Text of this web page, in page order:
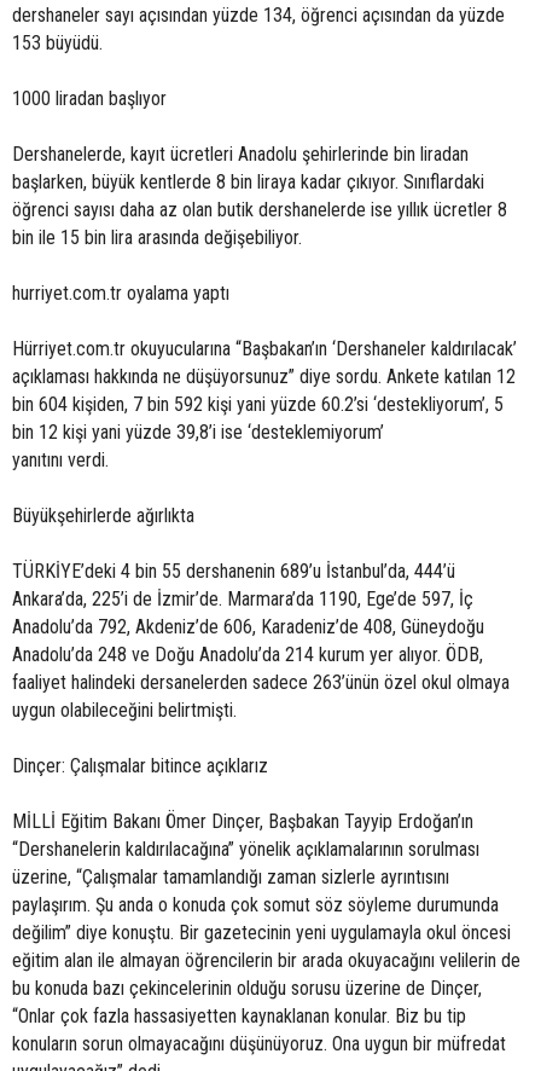
dershaneler sayı açısından yüzde 134, öğrenci açısından da yüzde
153 büyüdü.
1000 liradan başlıyor
Dershanelerde, kayıt ücretleri Anadolu şehirlerinde bin liradan
başlarken, büyük kentlerde 8 bin liraya kadar çıkıyor. Sınıflardaki
öğrenci sayısı daha az olan butik dershanelerde ise yıllık ücretler 8
bin ile 15 bin lira arasında değişebiliyor.
hurriyet.com.tr oyalama yaptı
Hürriyet.com.tr okuyucularına “Başbakan’ın ‘Dershaneler kaldırılacak’
açıklaması hakkında ne düşüyorsunuz” diye sordu. Ankete katılan 12
bin 604 kişiden, 7 bin 592 kişi yani yüzde 60.2’si ‘destekliyorum’, 5
bin 12 kişi yani yüzde 39,8’i ise ‘desteklemiyorum’
yanıtını verdi.
Büyükşehirlerde ağırlıkta
TÜRKİYE’deki 4 bin 55 dershanenin 689’u İstanbul’da, 444’ü
Ankara’da, 225’i de İzmir’de. Marmara’da 1190, Ege’de 597, İç
Anadolu’da 792, Akdeniz’de 606, Karadeniz’de 408, Güneydoğu
Anadolu’da 248 ve Doğu Anadolu’da 214 kurum yer alıyor. ÖDB,
faaliyet halindeki dersanelerden sadece 263’ünün özel okul olmaya
uygun olabileceğini belirtmişti.
Dinçer: Çalışmalar bitince açıklarız
MİLLİ Eğitim Bakanı Ömer Dinçer, Başbakan Tayyip Erdoğan’ın
“Dershanelerin kaldırılacağına” yönelik açıklamalarının sorulması
üzerine, “Çalışmalar tamamlandığı zaman sizlerle ayrıntısını
paylaşırım. Şu anda o konuda çok somut söz söyleme durumunda
değilim” diye konuştu. Bir gazetecinin yeni uygulamayla okul öncesi
eğitim alan ile almayan öğrencilerin bir arada okuyacağını velilerin de
bu konuda bazı çekincelerinin olduğu sorusu üzerine de Dinçer,
“Onlar çok fazla hassasiyetten kaynaklanan konular. Biz bu tip
konuların sorun olmayacağını düşünüyoruz. Ona uygun bir müfredat